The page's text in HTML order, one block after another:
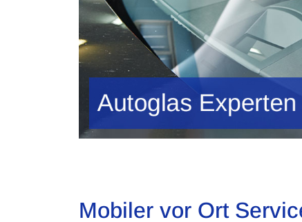
Mobiler vor Ort